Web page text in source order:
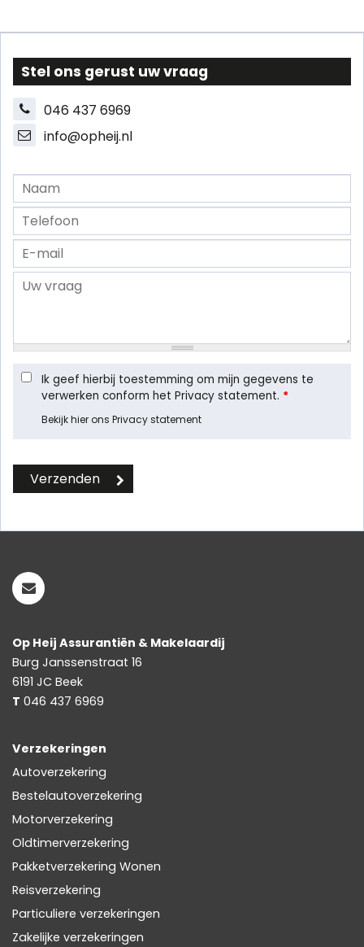
Stel ons gerust uw vraag
046 437 6969
info@opheij.nl
Ik geef hierbij toestemming om mijn gegevens te
verwerken conform het Privacy statement. *
Bekijk hier ons Privacy statement
Op Heij Assurantiën & Makelaardij
Burg Janssenstraat 16
6191 JC Beek
T 046 437 6969
Verzekeringen
Autoverzekering
Bestelautoverzekering
Motorverzekering
Oldtimerverzekering
Pakketverzekering Wonen
Reisverzekering
Particuliere verzekeringen
Zakelijke verzekeringen